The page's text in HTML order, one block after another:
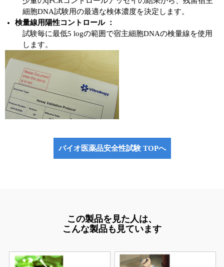
細胞DNA試験用の最適な検体濃度を決定します。
検量線用陽性コントロール ：
試験毎に最低5 logの範囲で宿主細胞DNAの検量線を使用
します。
バイオ医薬品安全性試験 TOPへ
この製品を見た人は、
こんな製品も見ています